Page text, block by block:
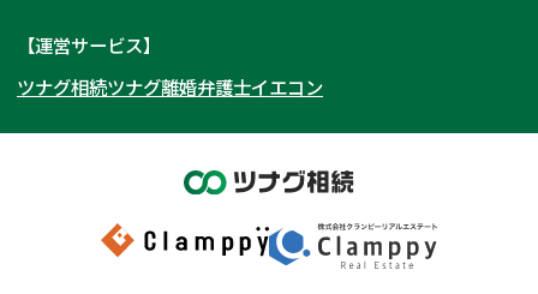
秋田県
福島県
埼玉県
茨城県 群馬県
愛知県
岐阜県 山梨県
関西
大阪府 京都府
奈良県
和歌山県
北陸・甲信越
石川県
富山県
岡山県
九州・沖縄
相続手続き
家族信託
成年後見・任意後見
相続財産調査
不動産評価(相続不動産)
相続トラブル
【運営サービス】
ツナグ相続ツナグ離婚弁護士イエコン